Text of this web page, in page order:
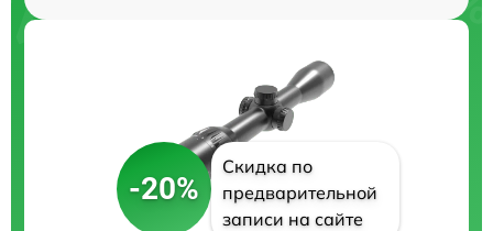
-20%
Скидка по
предварительной
записи на сайте